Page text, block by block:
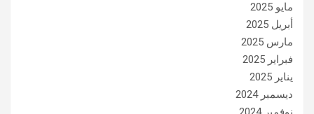
مايو 2025
أبريل 2025
مارس 2025
فبراير 2025
يناير 2025
ديسمبر 2024